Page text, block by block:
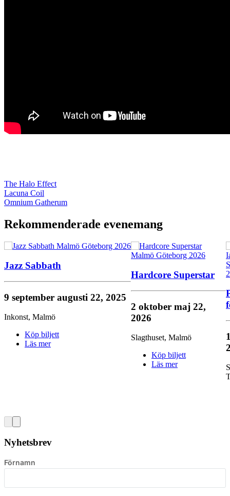
The Halo Effect
Lacuna Coil
Omnium Gatherum
Rekommenderade evenemang
Jazz Sabbath
9 september augusti 22, 2025
Inkonst, Malmö
Köp biljett
Läs mer
Hardcore Superstar
2 oktobermaj 22,
2026
Slagthuset,Malmö
Köp biljett
Läs mer
Nyhetsbrev
Förnamn